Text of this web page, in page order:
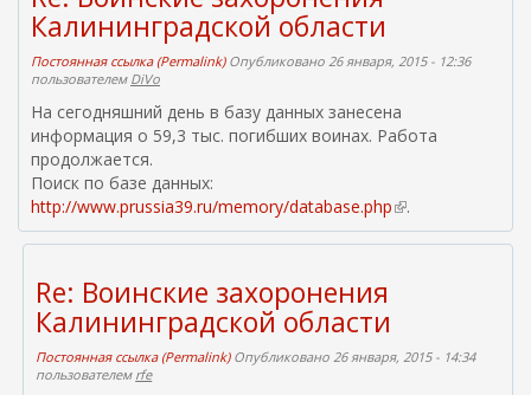
л
к
а
ш
н
я
с
ы
к
а
)
Калининградской области
Постоянная ссылка (Permalink)Опубликовано 26 января, 2015 - 12:36
пользователем DiVo
На сегодняшний день в базу данных занесена
информация о 59,3 тыс. погибших воинах. Работа
продолжается.
Поиск по базе данных:
http://www.prussia39.ru/memory/database.php(
в
я
.
Re: Воинские захоронения
Калининградской области
Постоянная ссылка (Permalink)Опубликовано 26 января, 2015 - 14:34
пользователем rfe